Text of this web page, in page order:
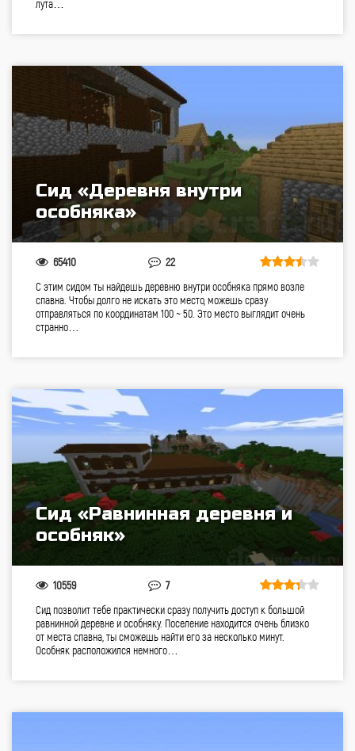
лута…
Сид «Деревня внутри
особняка»
65410 22
С этим сидом ты найдешь деревню внутри особняка прямо возле
спавна. Чтобы долго не искать это место, можешь сразу
отправляться по координатам 100 ~ 50. Это место выглядит очень
странно…
Сид «Равнинная деревня и
особняк»
10559 7
Сид позволит тебе практически сразу получить доступ к большой
равнинной деревне и особняку. Поселение находится очень близко
от места спавна, ты сможешь найти его за несколько минут.
Особняк расположился немного…